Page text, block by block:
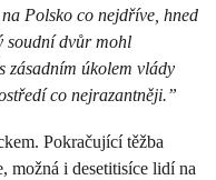
Polsko co nejdříve, hned
soudní dvůr mohl
zásadním úkolem vlády
co nejrazantněji.”
Pokračující těžba
možná i desetitisíce lidí na